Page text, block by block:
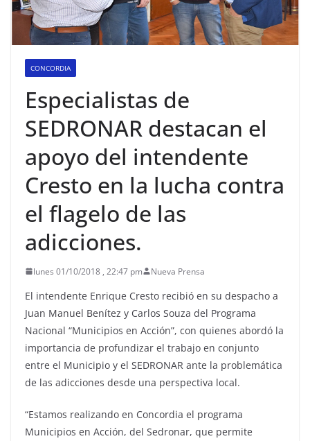
CONCORDIA
Especialistas de
SEDRONAR destacan el
apoyo del intendente
Cresto en la lucha contra
el flagelo de las
adicciones.
lunes 01/10/2018 , 22:47 pm Nueva Prensa
El intendente Enrique Cresto recibió en su despacho a
Juan Manuel Benítez y Carlos Souza del Programa
Nacional “Municipios en Acción”, con quienes abordó la
importancia de profundizar el trabajo en conjunto
entre el Municipio y el SEDRONAR ante la problemática
de las adicciones desde una perspectiva local.
“Estamos realizando en Concordia el programa
Municipios en Acción, del Sedronar, que permite